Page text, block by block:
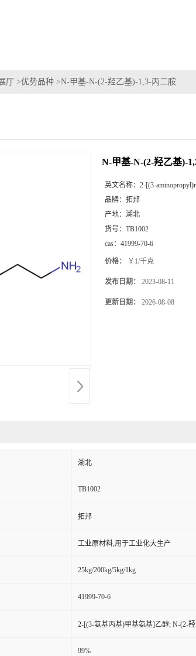
厅 >优势品种 >N-甲基-N-(2-羟乙基)-1,3-丙二胺
N-甲基-N-(2-羟乙基)-
英文名称： 2-[(3-
品牌： 拓邦
产地： 湖北
货号： TB1002
cas： 41999-70-6
价格： ￥1/千克
发布日期： 2023-08-11
更新日期： 2026-08-08
湖北
TB1002
拓邦
工业原材料,用于工业化大生产
25kg/200kg/5kg/1kg
41999-70-6
2-[(3-氨基丙基)甲基氨基]乙醇; N-(2-
99%